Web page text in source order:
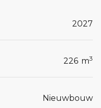
2027
226 m3
Nieuwbouw